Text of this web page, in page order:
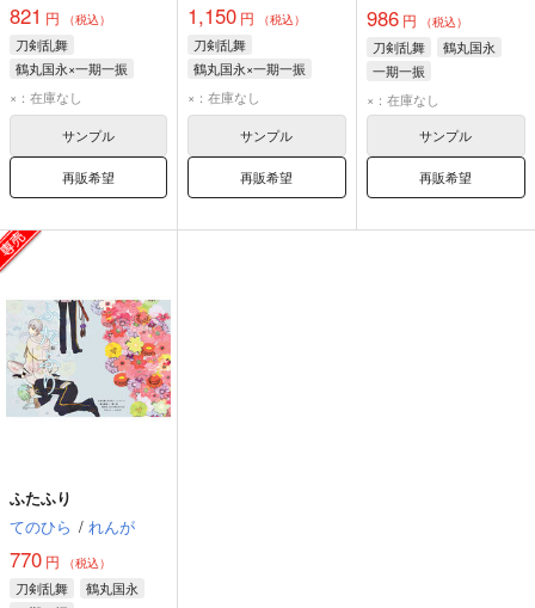
821 円 （税込）
刀剣乱舞
鶴丸国永×一期一振
鶴丸国永
×：在庫なし
サンプル
再販希望
1,150 円 （税込）
刀剣乱舞
鶴丸国永×一期一振
鶴丸国永
×：在庫なし
サンプル
再販希望
986円 （税込）
刀剣乱舞
鶴丸国永
一期一振
×：在庫なし
サンプル
再販希望
ふたふり
てのひら / れんが
770 円 （税込）
刀剣乱舞
鶴丸国永